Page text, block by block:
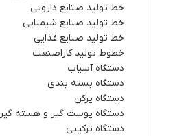
خط تولید صنایع دارویی
خط تولید صنایع شیمیایی
خط تولید صنایع غذایی
خطوط تولید کاراصنعت
دستگاه آسیاب
دستگاه بسته بندی
دستگاه پرکن
دستگاه پوست گیر و هسته گیر
دستگاه ترکیبی